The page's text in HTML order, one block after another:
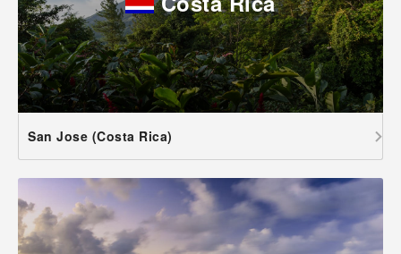
San Jose (Costa Rica)